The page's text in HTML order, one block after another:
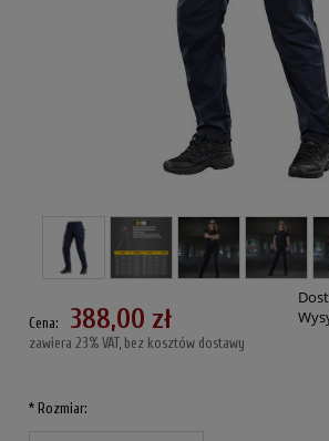
Cena: 388,00 zł
zawiera 23% VAT, bez kosztów dostawy
* Rozmiar: